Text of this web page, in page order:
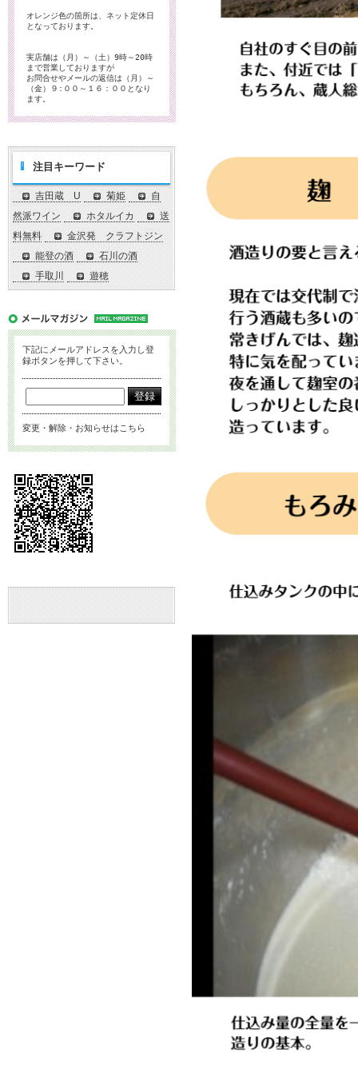
オレンジ色の箇所は、ネット定休日
となっております。
実店舗は（月）～（土）9時～20時
まで営業しておりますが
お問合せやメールの返信は（月）～
（金）９:００～１６：００となり
ます。
注目キーワード
吉田蔵 U 菊姫
自
然派ワイン
ホタルイカ
送
料無料
金沢発 クラフトジン
能登の酒
石川の酒
手取川
遊穂
下記にメールアドレスを入力し登
録ボタンを押して下さい。
変更・解除・お知らせはこちら